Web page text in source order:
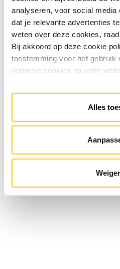
analyseren, voor social media
dat je relevante advertenties
weten over deze cookies,
Bij akkoord op deze cookie
toestemming voor het gebruik
optimale cookies op onze
raadpleeg onze
instellingen te allen tijde
de website.
Alles